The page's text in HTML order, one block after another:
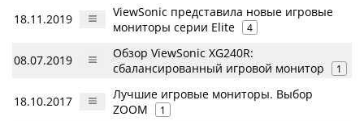
18.11.2019
ViewSonic представила новые игровые
мониторы серии Elite
4
08.07.2019
Обзор ViewSonic XG240R:
сбалансированный игровой монитор
1
18.10.2017
Лучшие игровые мониторы. Выбор
ZOOM
1